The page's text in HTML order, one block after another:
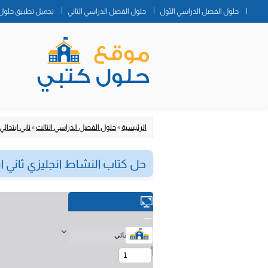
حلول الفصل الدراسي الأول حلول الفصل الدراسي الثاني تحميل تطبيق
الرئيسية»حلول الفصل الدراسي الثالث»ثاني ابتدائي
حل كتاب النشاط انجليزي ثاني